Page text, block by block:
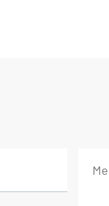
2 m² et 2
Piscine 8m X